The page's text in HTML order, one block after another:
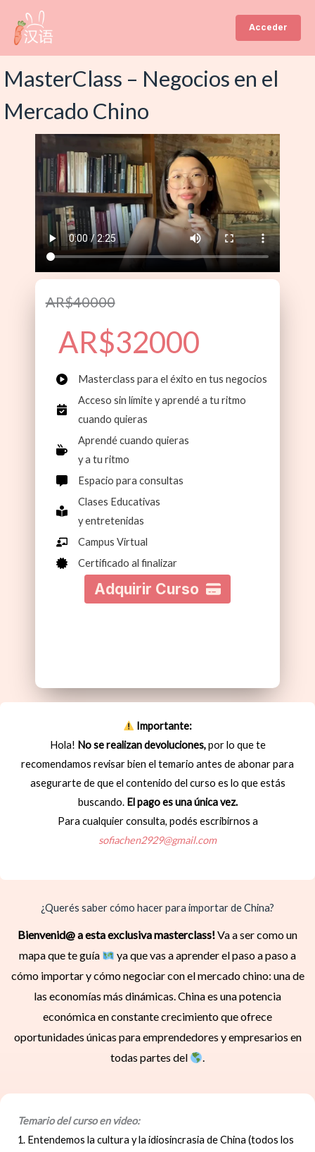
contenido
Acceder
MasterClass – Negocios en el
Mercado Chino
AR$40000
AR$32000
Masterclass para el éxito en tus negocios
Acceso sin límite y aprendé a tu ritmo
cuando quieras
Aprendé cuando quieras
y a tu ritmo
Espacio para consultas
Clases Educativas
y entretenidas
Campus Virtual
Certificado al finalizar
Adquirir Curso
Importante:
Hola! No se realizan devoluciones,por lo que te
recomendamos revisar bien el temario antes de abonar para
asegurarte de que el contenido del curso es lo que estás
buscando.El pago es una única vez.
Para cualquier consulta, podés escribirnos a
sofiachen2929@gmail.com
¿Querés saber cómo hacer para importar de China?
Bienvenid@ a esta exclusiva masterclass!Va a ser como un
mapa que te guía
ya que vas a aprender el paso a paso a
cómo importar y cómo negociar con el mercado chino: una de
las economías más dinámicas. China es una potencia
económica en constante crecimiento que ofrece
oportunidades únicas para emprendedores y empresarios en
todas partes del
.
Temario del curso en video:
1. Entendemos la cultura y la idiosincrasia de China (todos los